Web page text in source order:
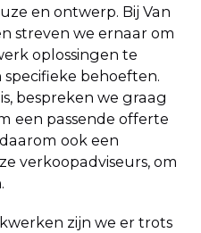
en ontwerp. Bij Van
streven we ernaar om
oplossingen te
specifieke behoeften.
bespreken we graag
een passende offerte
ook een
verkoopadviseurs, om
zijn we er trots